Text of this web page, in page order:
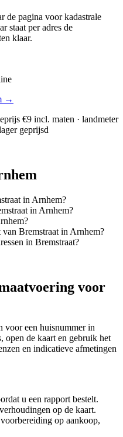
de pagina voor kadastrale
staat per adres de
klaar.
→
€9 incl. maten · landmeter
geprijsd
in Arnhem?
in Arnhem?
Bremstraat in Arnhem?
in Bremstraat?
voor
voor een huisnummer in
open de kaart en gebruik het
en indicatieve afmetingen
u een rapport bestelt.
op de kaart.
op aankoop,